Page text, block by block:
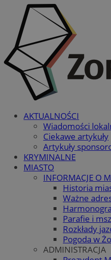
AKTUALNOŚCI
Wiadomości
Ciekawe artykuły
Artykuły
KRYMINALNE
MIASTO
INFORMACJE O
Historia
Ważne
Parafie i
Rozkłady
Pogoda w
ADMINISTRACJA